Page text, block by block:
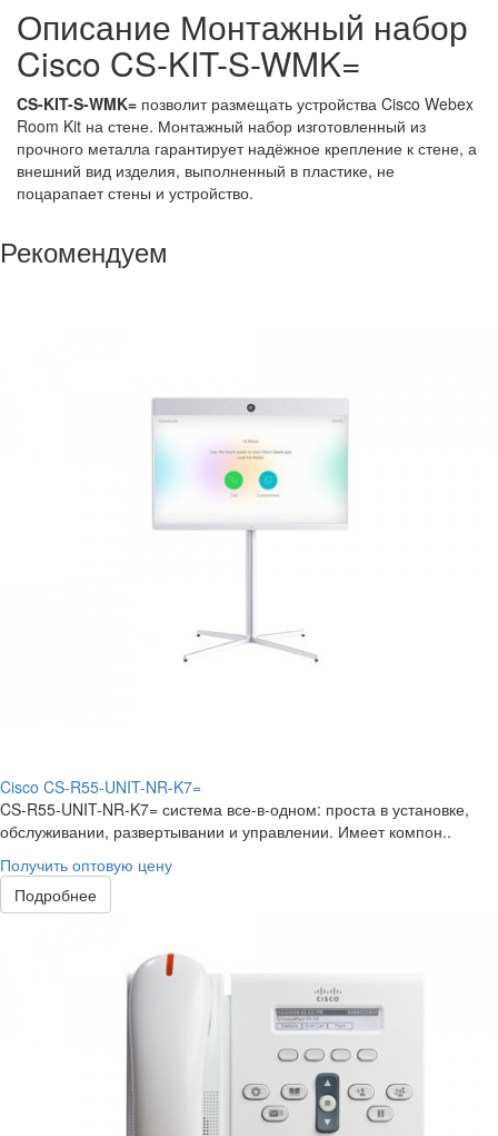
Описание Монтажный набор
Cisco CS-KIT-S-WMK=
CS-KIT-S-WMK= позволит размещать устройства Cisco Webex
Room Kit на стене. Монтажный набор изготовленный из
прочного металла гарантирует надёжное крепление к стене, а
внешний вид изделия, выполненный в пластике, не
поцарапает стены и устройство.
Рекомендуем
Cisco CS-R55-UNIT-NR-K7=
CS-R55-UNIT-NR-K7= система все-в-одном: проста в установке,
обслуживании, развертывании и управлении. Имеет компон..
Получить оптовую цену
Подробнее